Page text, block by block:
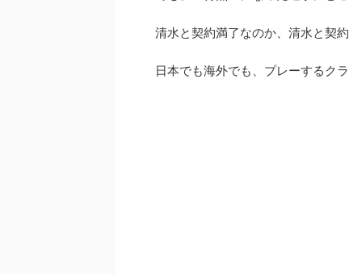
清水と契約満了なのか、清水と契
日本でも海外でも、プレーするク